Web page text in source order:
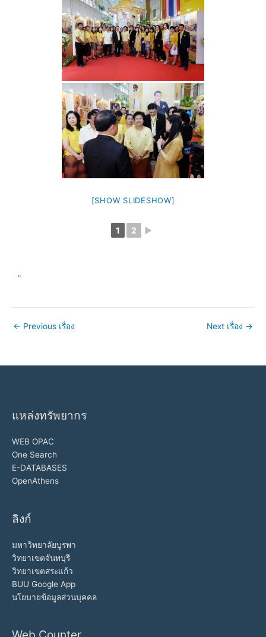
[SHOW SLIDESHOW]
1 2 ►
"
← Previous เรื่อง Next เรื่อง →
แหล่งทรัพยากร
WEB OPAC
One Search
E-DATABASES
OpenAthens
ลิงก์
มหาวิทยาลัยบูรพา
วิทยาเขตจันทบุรี
วิทยาเขตสระแก้ว
BUU Google App
นโยบายข้อมูลส่วนบุคคล